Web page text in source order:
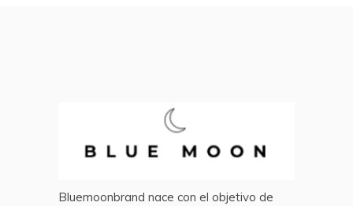
Bluemoonbrand nace con el objetivo de